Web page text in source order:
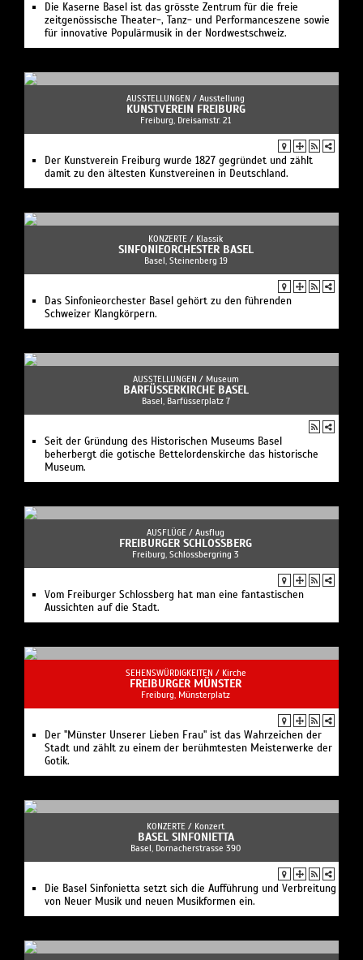
Die Kaserne Basel ist das grösste Zentrum für die freie
zeitgenössische Theater-, Tanz- und Performanceszene sowie
für innovative Populärmusik in der Nordwestschweiz.
AUSSTELLUNGEN / Ausstellung
KUNSTVEREIN FREIBURG
Freiburg, Dreisamstr. 21
Der Kunstverein Freiburg wurde 1827 gegründet und zählt
damit zu den ältesten Kunstvereinen in Deutschland.
KONZERTE / Klassik
SINFONIEORCHESTER BASEL
Basel, Steinenberg 19
Das Sinfonieorchester Basel gehört zu den führenden
Schweizer Klangkörpern.
AUSSTELLUNGEN / Museum
BARFÜSSERKIRCHE BASEL
Basel, Barfüsserplatz 7
Seit der Gründung des Historischen Museums Basel
beherbergt die gotische Bettelordenskirche das historische
Museum.
AUSFLÜGE / Ausflug
FREIBURGER SCHLOSSBERG
Freiburg, Schlossbergring 3
Vom Freiburger Schlossberg hat man eine fantastischen
Aussichten auf die Stadt.
SEHENSWÜRDIGKEITEN / Kirche
FREIBURGER MÜNSTER
Freiburg, Münsterplatz
Der "Münster Unserer Lieben Frau" ist das Wahrzeichen der
Stadt und zählt zu einem der berühmtesten Meisterwerke der
Gotik.
KONZERTE / Konzert
BASEL SINFONIETTA
Basel, Dornacherstrasse 390
Die Basel Sinfonietta setzt sich die Aufführung und Verbreitung
von Neuer Musik und neu­en Musikformen ein.